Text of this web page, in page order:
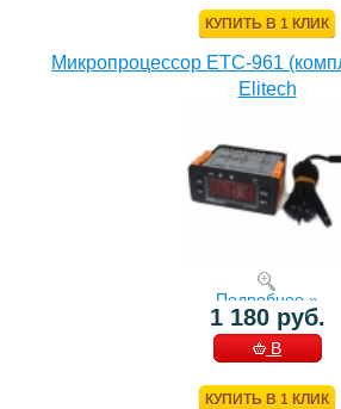
КУПИТЬ В 1 КЛИК
Микропроцессор ETC-961
Elitech
Подробнее »
1 180 руб.
В
КУПИТЬ В 1 КЛИК